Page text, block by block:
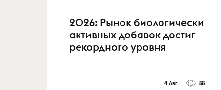
2026: Рынок биологически
активных добавок достиг
рекордного уровня
4 Авг 88